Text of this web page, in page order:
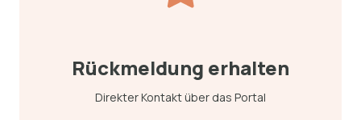
Rückmeldung erhalten
Direkter Kontakt über das Portal